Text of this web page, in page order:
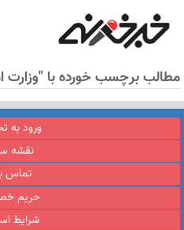
مطالب برچسب خورده با "وزارت
ورود به
نقشه
تماس
حریم
شرایط